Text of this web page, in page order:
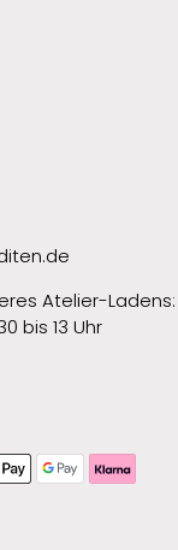
Atelier-Ladens:
bis 13 Uhr